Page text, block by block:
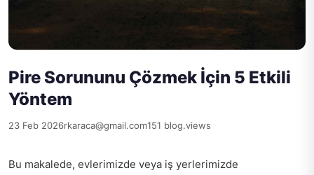
Pire Sorununu Çözmek İçin 5 Etkili
Yöntem
23 Feb 2026rkaraca@gmail.com151 blog.views
Bu makalede, evlerimizde veya iş yerlerimizde